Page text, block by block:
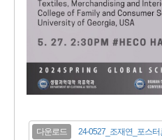
다운로드 24-0527_조재연_포스터